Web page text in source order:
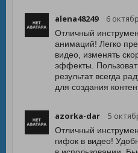
alena48249 6
Отличный
анимаций! Легко
видео, изменять
эффекты.
результат всегда
для создания
azorka-dar 5
Отличный
гифок в видео!